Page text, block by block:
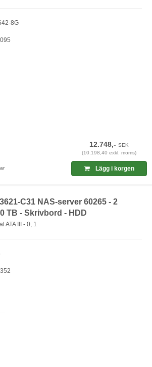
8G
12.748,-SEK
(10.198,40 exkl. moms)
Lägg i korgen
C31 NAS-server 60265 - 2
TB - Skrivbord - HDD
ATA III - 0, 1